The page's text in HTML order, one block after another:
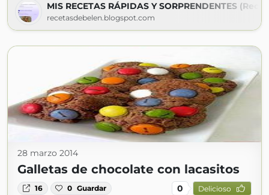
MIS RECETAS RÁPIDAS Y SORPRENDENTES
recetasdebelen.blogspot.com
28 marzo 2014
Galletas de chocolate con lacasitos
16 0 Guardar 0 Delicioso